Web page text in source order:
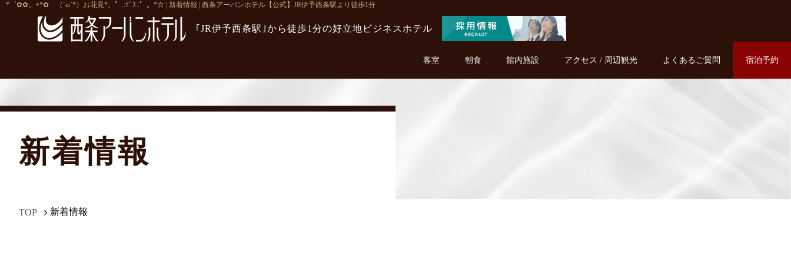
*゜✿✿。+*✿ （´ω`*）お花見*。゜.:ﾃﾞｽ:.゜。*☆ | 新着情報 | 西条アーバンホテル【公式】JR伊予西条駅より徒歩1分
｢JR伊予西条駅｣から徒歩1分の好立地ビジネスホテル
客室 朝食 館内施設 アクセス / 周辺観光 よくあるご質問 宿泊予約
新着情報
TOP 新着情報